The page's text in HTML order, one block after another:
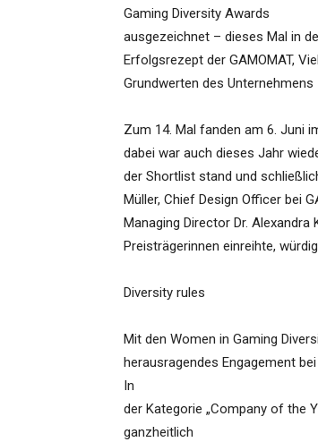
Gaming Diversity Awards
ausgezeichnet – dieses Mal in
Erfolgsrezept der GAMOMAT,
Grundwerten des Unternehmens
Zum 14. Mal fanden am 6. Juni
dabei war auch dieses Jahr
der Shortlist stand und
Müller, Chief Design Officer bei
Managing Director Dr.
Preisträgerinnen einreihte,
Diversity rules
Mit den Women in Gaming
herausragendes Engagement
In
der Kategorie „Company of the
ganzheitlich